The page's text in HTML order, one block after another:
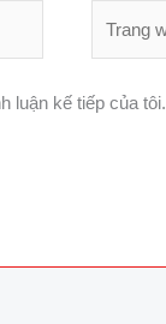
web
luận kế tiếp của tôi.